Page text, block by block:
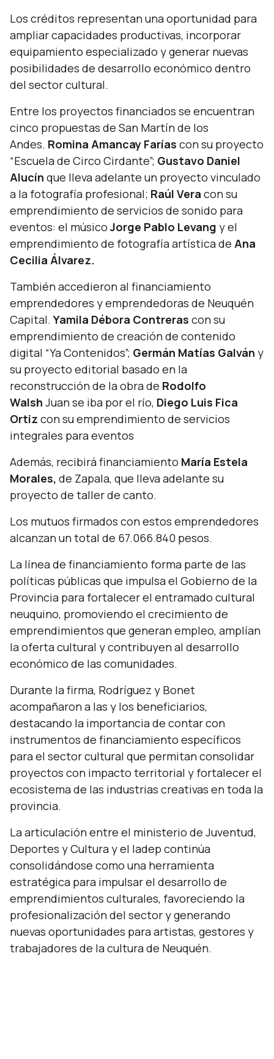
Los créditos representan una oportunidad para
ampliar capacidades productivas, incorporar
equipamiento especializado y generar nuevas
posibilidades de desarrollo económico dentro
del sector cultural.
Entre los proyectos financiados se encuentran
cinco propuestas de San Martín de los
Andes. Romina Amancay Farías con su proyecto
“Escuela de Circo Cirdante”; Gustavo Daniel
Alucín que lleva adelante un proyecto vinculado
a la fotografía profesional; Raúl Vera con su
emprendimiento de servicios de sonido para
eventos: el músicoJorge Pablo Levang y el
emprendimiento de fotografía artística de Ana
Cecilia Álvarez.
También accedieron al financiamiento
emprendedores y emprendedoras de Neuquén
Capital.Yamila Débora Contreras con su
emprendimiento de creación de contenido
digital “Ya Contenidos”; Germán Matías Galván y
su proyecto editorial basado en la
reconstrucción de la obra de Rodolfo
Walsh Juan se iba por el río, Diego Luis Fica
Ortiz con su emprendimiento de servicios
integrales para eventos
Además, recibirá financiamiento María Estela
Morales, de Zapala, que lleva adelante su
proyecto de taller de canto.
Los mutuos firmados con estos emprendedores
alcanzan un total de 67.066.840 pesos.
La línea de financiamiento forma parte de las
políticas públicas que impulsa el Gobierno de la
Provincia para fortalecer el entramado cultural
neuquino, promoviendo el crecimiento de
emprendimientos que generan empleo, amplían
la oferta cultural y contribuyen al desarrollo
económico de las comunidades.
Durante la firma, Rodríguez y Bonet
acompañaron a las y los beneficiarios,
destacando la importancia de contar con
instrumentos de financiamiento específicos
para el sector cultural que permitan consolidar
proyectos con impacto territorial y fortalecer el
ecosistema de las industrias creativas en toda la
provincia.
La articulación entre el ministerio de Juventud,
Deportes y Cultura y el Iadep continúa
consolidándose como una herramienta
estratégica para impulsar el desarrollo de
emprendimientos culturales, favoreciendo la
profesionalización del sector y generando
nuevas oportunidades para artistas, gestores y
trabajadores de la cultura de Neuquén.